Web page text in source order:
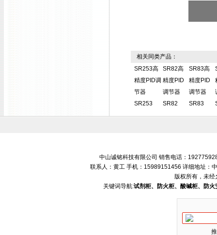
相关同类产品：
SR253高
精度PID调
节器
SR253
SR82高
精度PID
调节器
SR82
SR83高
精度PID
调节器
SR83
中山诚铭科技有限公司 销售电话：
联系人：黄工 手机：15989151456 详细地址：
版权所有，未经
关键词导航:试剂柜、防火柜、酸碱柜、防